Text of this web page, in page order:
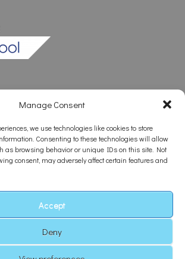
Manage Consent
we use technologies like cookies to store
Consenting to these technologies will allow
as browsing behavior or unique IDs on this site. Not
consent, may adversely affect certain features and
Accept
Deny
Copyright © ForeignFlex B.V.